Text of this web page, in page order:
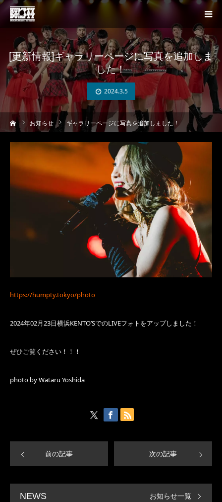
[更新情報]ギャラリーページに写真を追加しま
した！
2024.3.5
お知らせ ギャラリーページに写真を追加しました！
https://humpty.tokyo/photo
2024年02月23日横浜KENTO’SでのLIVEフォトをアップしました！
ぜひご覧ください！！！
photo by Wataru Yoshida
前の記事 次の記事
NEWS お知らせ一覧